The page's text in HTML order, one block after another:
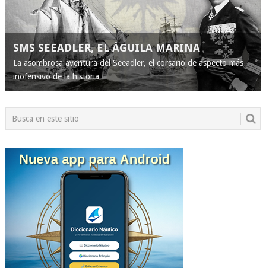
SMS SEEADLER, EL ÁGUILA MARINA
La asombrosa aventura del Seeadler, el corsario de aspecto más
inofensivo de la historia